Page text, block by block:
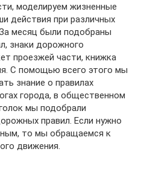
моделируем жизненные
действия при различных
месяц были подобраны
знаки дорожного
проезжей части, книжка
С помощью всего этого мы
знание о правилах
города, в общественном
мы подобрали
правил. Если нужно
то мы обращаемся к
движения.